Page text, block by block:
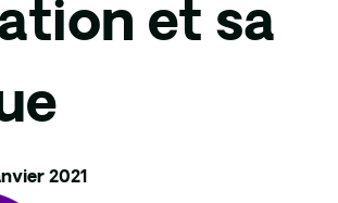
et sa
2021